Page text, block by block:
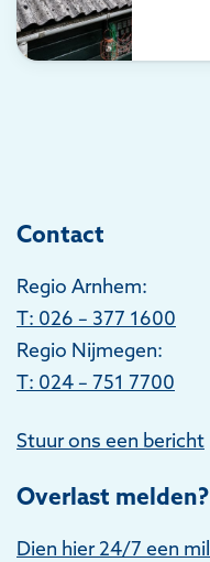
Contact
Regio Arnhem:
T: 026 – 377 1600
Regio Nijmegen:
T: 024 – 751 7700
Stuur ons een bericht
Overlast melden?
Dien hier 24/7 een